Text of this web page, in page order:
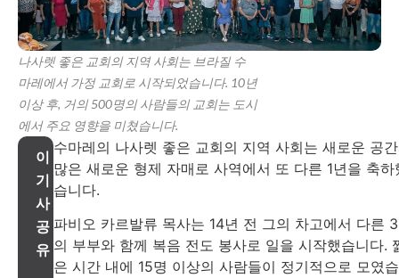
나사렛 좋은 교회의 지역 사회는 브라질 수
마레에서 가정 교회로 시작되었습니다. 10년
이상 후, 거의 500명의 사람들의 교회는 도시
에서 주요 영향을 미쳤습니다.
이
기
사
공
유
수마레의 나사렛 좋은 교회의 지역 사회는 새로운 공
많은 새로운 형제 자매로 사역에서 또 다른 1년을 축하
습니다.
파비오 카르발류 목사는 14년 전 그의 차고에서 다른
의 부부와 함께 복음 전도 봉사로 일을 시작했습니다.
은 시간 내에 15명 이상의 사람들이 정기적으로 모였